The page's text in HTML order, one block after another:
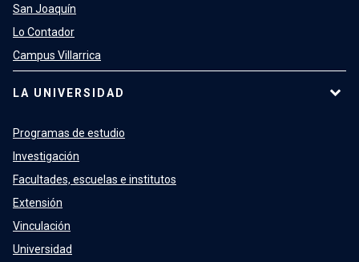
San Joaquín
Lo Contador
Campus Villarrica
LA UNIVERSIDAD
Programas de estudio
Investigación
Facultades, escuelas e institutos
Extensión
Vinculación
Universidad